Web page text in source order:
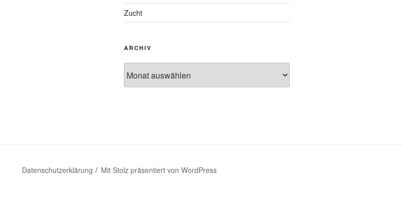
Zucht
ARCHIV
Datenschutzerklärung Mit Stolz präsentiert von WordPress